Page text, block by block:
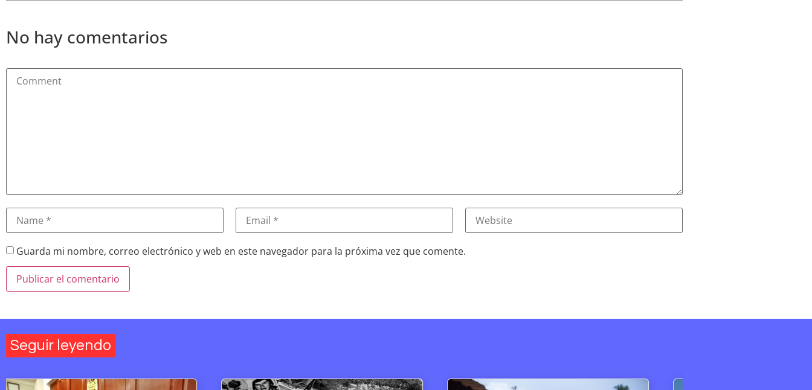
No hay comentarios
Guarda mi nombre, correo electrónico y web en este navegador para la próxima vez que comente.
Seguir leyendo